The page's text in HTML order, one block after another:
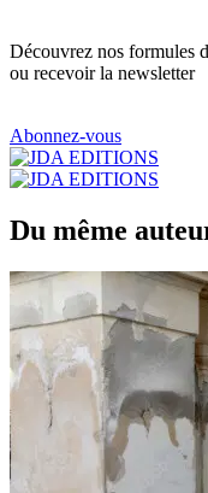
Découvrez nos formules
ou recevoir la newsletter
Abonnez-vous
Du même